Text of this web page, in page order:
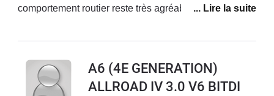
comportement routier reste très agréable au quotidien
que pour une marque qui se veut premium, l'écoute de
décevante. Le client est chouchouté jusqu'à la
signature de la vente et que peu de considération par
A6 (4E GENERATION)
ALLROAD IV 3.0 V6 BITDI